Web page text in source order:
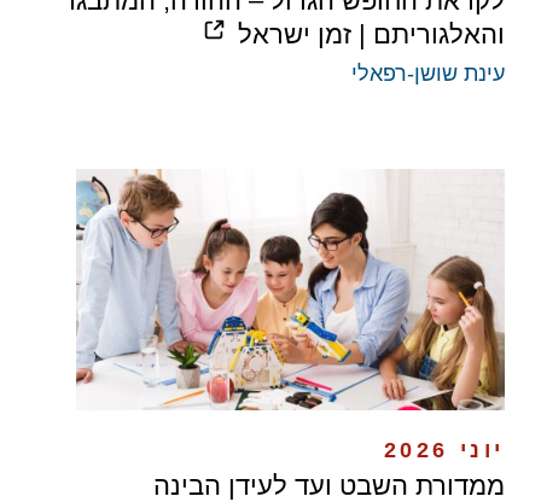
והאלגוריתם | זמן ישראל
עינת שושן-רפאלי
יוני 2026
ממדורת השבט ועד לעידן הבינה